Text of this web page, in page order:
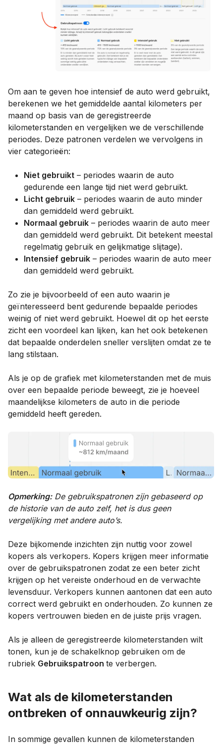
Om aan te geven hoe intensief de auto werd gebruikt,
berekenen we het gemiddelde aantal kilometers per
maand op basis van de geregistreerde
kilometerstanden en vergelijken we de verschillende
periodes. Deze patronen verdelen we vervolgens in
vier categorieën:
Niet gebruikt – periodes waarin de auto
gedurende een lange tijd niet werd gebruikt.
Licht gebruik – periodes waarin de auto minder
dan gemiddeld werd gebruikt.
Normaal gebruik – periodes waarin de auto meer
dan gemiddeld werd gebruikt. Dit betekent meestal
regelmatig gebruik en gelijkmatige slijtage).
Intensief gebruik – periodes waarin de auto meer
dan gemiddeld werd gebruikt.
Zo zie je bijvoorbeeld of een auto waarin je
geïnteresseerd bent gedurende bepaalde periodes
weinig of niet werd gebruikt. Hoewel dit op het eerste
zicht een voordeel kan lijken, kan het ook betekenen
dat bepaalde onderdelen sneller verslijten omdat ze te
lang stilstaan.
Als je op de grafiek met kilometerstanden met de muis
over een bepaalde periode beweegt, zie je hoeveel
maandelijkse kilometers de auto in die periode
gemiddeld heeft gereden.
Opmerking:De gebruikspatronen zijn gebaseerd op
de historie van de auto zelf, het is dus geen
vergelijking met andere auto’s.
Deze bijkomende inzichten zijn nuttig voor zowel
kopers als verkopers. Kopers krijgen meer informatie
over de gebruikspatronen zodat ze een beter zicht
krijgen op het vereiste onderhoud en de verwachte
levensduur. Verkopers kunnen aantonen dat een auto
correct werd gebruikt en onderhouden. Zo kunnen ze
kopers vertrouwen bieden en de juiste prijs vragen.
Als je alleen de geregistreerde kilometerstanden wilt
tonen, kun je de schakelknop gebruiken om de
rubriek Gebruikspatroon te verbergen.
Wat als de kilometerstanden
ontbreken of onnauwkeurig zijn?
In sommige gevallen kunnen de kilometerstanden